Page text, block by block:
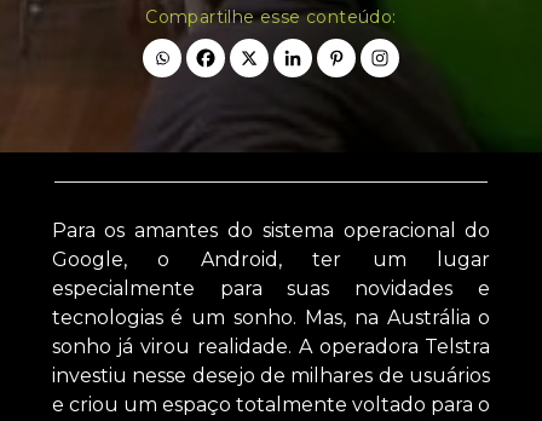
Compartilhe esse conteúdo:
Para os amantes do sistema operacional do
Google, o Android, ter um lugar
especialmente para suas novidades e
tecnologias é um sonho. Mas, na Austrália o
sonho já virou realidade. A operadora Telstra
investiu nesse desejo de milhares de usuários
e criou um espaço totalmente voltado para o